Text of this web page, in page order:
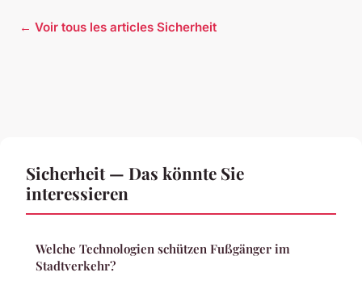
← Voir tous les articles Sicherheit
Sicherheit — Das könnte Sie
interessieren
Welche Technologien schützen Fußgänger im
Stadtverkehr?